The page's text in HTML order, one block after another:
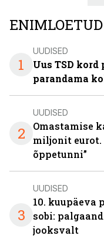
ENIMLOETUD
1
UUDISED
Uus TSD
parandama
2
UUDISED
Omastamise
miljonit eurot.
õppetunni”
3
UUDISED
10. kuupäeva
sobi:
jooksvalt